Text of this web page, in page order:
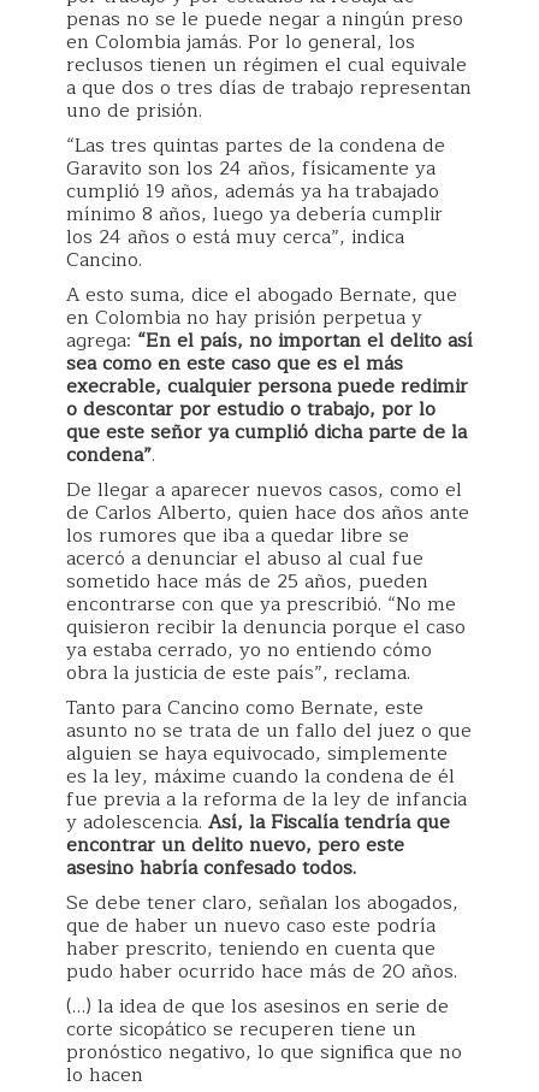
penas no se le puede negar a ningún preso
en Colombia jamás. Por lo general, los
reclusos tienen un régimen el cual equivale
a que dos o tres días de trabajo representan
uno de prisión.
“Las tres quintas partes de la condena de
Garavito son los 24 años, físicamente ya
cumplió 19 años, además ya ha trabajado
mínimo 8 años, luego ya debería cumplir
los 24 años o está muy cerca”, indica
Cancino.
A esto suma, dice el abogado Bernate, que
en Colombia no hay prisión perpetua y
agrega: “En el país, no importan el delito así
sea como en este caso que es el más
execrable, cualquier persona puede redimir
o descontar por estudio o trabajo, por lo
que este señor ya cumplió dicha parte de la
condena”.
De llegar a aparecer nuevos casos, como el
de Carlos Alberto, quien hace dos años ante
los rumores que iba a quedar libre se
acercó a denunciar el abuso al cual fue
sometido hace más de 25 años, pueden
encontrarse con que ya prescribió. “No me
quisieron recibir la denuncia porque el caso
ya estaba cerrado, yo no entiendo cómo
obra la justicia de este país”, reclama.
Tanto para Cancino como Bernate, este
asunto no se trata de un fallo del juez o que
alguien se haya equivocado, simplemente
es la ley, máxime cuando la condena de él
fue previa a la reforma de la ley de infancia
y adolescencia. Así, la Fiscalía tendría que
encontrar un delito nuevo, pero este
asesino habría confesado todos.
Se debe tener claro, señalan los abogados,
que de haber un nuevo caso este podría
haber prescrito, teniendo en cuenta que
pudo haber ocurrido hace más de 20 años.
(…) la idea de que los asesinos en serie de
corte sicopático se recuperen tiene un
pronóstico negativo, lo que significa que no
lo hacen